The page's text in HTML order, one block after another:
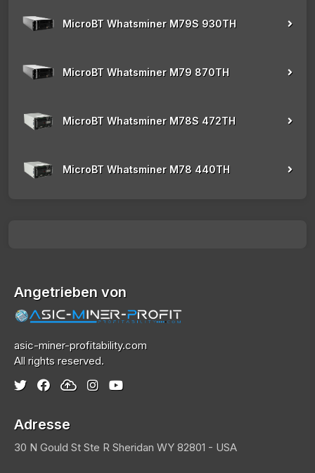
MicroBT Whatsminer M79S 930TH
MicroBT Whatsminer M79 870TH
MicroBT Whatsminer M78S 472TH
MicroBT Whatsminer M78 440TH
Angetrieben von
asic-miner-profitability.com
All rights reserved.
Adresse
30 N Gould St Ste R Sheridan WY 82801 - USA